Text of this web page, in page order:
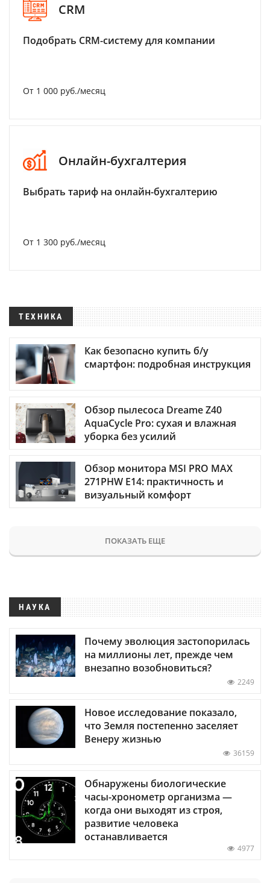
CRM
Подобрать CRM-систему для компании
От 1 000 руб./месяц
Онлайн-бухгалтерия
Выбрать тариф на онлайн-бухгалтерию
От 1 300 руб./месяц
ТЕХНИКА
Как безопасно купить б/у
смартфон: подробная инструкция
Обзор пылесоса Dreame Z40
AquaCycle Pro: сухая и влажная
уборка без усилий
Обзор монитора MSI PRO MAX
271PHW E14: практичность и
визуальный комфорт
ПОКАЗАТЬ ЕЩЕ
НАУКА
Почему эволюция застопорилась
на миллионы лет, прежде чем
внезапно возобновиться?
2249
Новое исследование показало,
что Земля постепенно заселяет
Венеру жизнью
36159
Обнаружены биологические
часы-хронометр организма —
когда они выходят из строя,
развитие человека
останавливается
4977